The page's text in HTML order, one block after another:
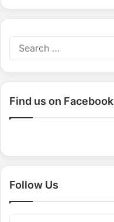
Find us on Facebook
Follow Us